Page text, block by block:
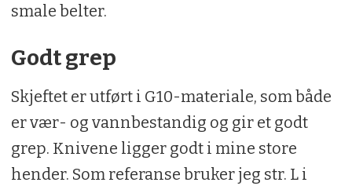
smale belter.
Godt grep
Skjeftet er utført i G10-materiale, som både
er vær- og vannbestandig og gir et godt
grep. Knivene ligger godt i mine store
hender. Som referanse bruker jeg str. L i